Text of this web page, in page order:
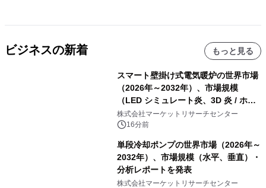
ビジネスの新着 もっと見る
スマート壁掛け式電気暖炉の世界市場
（2026年～2032年）、市場規模
（LED シミュレート炎、3D 炎 / ホロ
グラフィック効果、水ミスト炎）・分
析レポートを発表
株式会社マーケットリサーチセンター
16分前
単段冷却ポンプの世界市場（2026年～
2032年）、市場規模（水平、垂直）・
分析レポートを発表
株式会社マーケットリサーチセンター